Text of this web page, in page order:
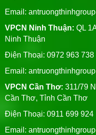
Email:
VPCN Ninh Thuận: QL
Ninh Thuận
Điện Thoại: 0972 963 738
Email:
VPCN Cần Thơ: 311/79
Cần Thơ, Tỉnh Cần Thơ
Điện Thoại: 0911 699 924
Email: